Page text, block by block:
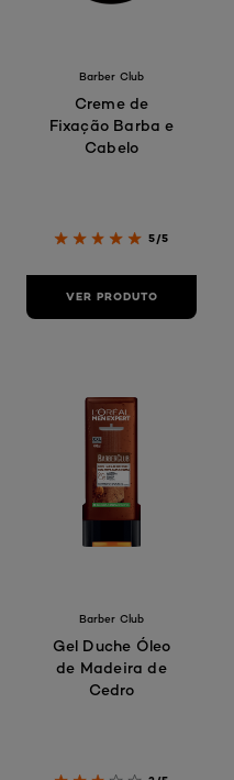
Barber Club
Creme de
Fixação Barba e
Cabelo
5/5
VER PRODUTO
Barber Club
Gel Duche Óleo
de Madeira de
Cedro